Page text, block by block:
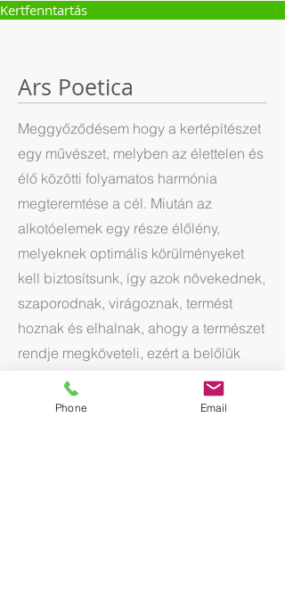
Kertfenntartás
Ars Poetica
Meggyőződésem hogy a kertépítészet
egy művészet, melyben az élettelen és
élő közötti folyamatos harmónia
megteremtése a cél. Miután az
alkotóelemek egy része élőlény,
melyeknek optimális körülményeket
kell biztosítsunk, így azok növekednek,
szaporodnak, virágoznak, termést
hoznak és elhalnak, ahogy a természet
rendje megköveteli, ezért a belőlük
létrehozott kompozicióknak nem csak
egy adott pillanatban, hanem
Phone Email